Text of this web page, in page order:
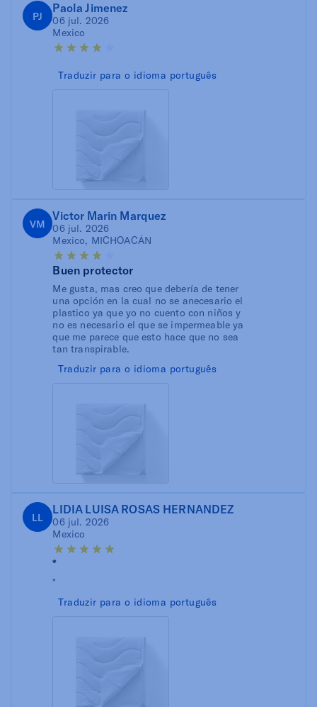
PJ
Paola Jimenez
06 jul. 2026
Mexico
Traduzir para o idioma português
VM
Victor Marin Marquez
06 jul. 2026
Mexico, MICHOACÁN
Buen protector
Me gusta, mas creo que debería de tener
una opción en la cual no se anecesario el
plastico ya que yo no cuento con niños y
no es necesario el que se impermeable ya
que me parece que esto hace que no sea
tan transpirable.
Traduzir para o idioma português
LL
LIDIA LUISA ROSAS HERNANDEZ
06 jul. 2026
Mexico
*
*
Traduzir para o idioma português